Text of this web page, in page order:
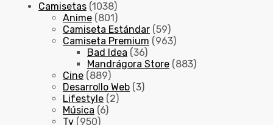
Camisetas (1038)
Anime (801)
Camiseta Estándar (59)
Camiseta Premium (963)
Bad Idea (36)
Mandrágora Store (883)
Cine (889)
Desarrollo Web (3)
Lifestyle (2)
Música (6)
Tv (950)